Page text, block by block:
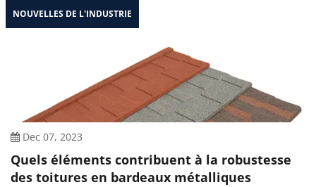
NOUVELLES DE L'INDUSTRIE
Dec 07, 2023
Quels éléments contribuent à la robustesse
des toitures en bardeaux métalliques